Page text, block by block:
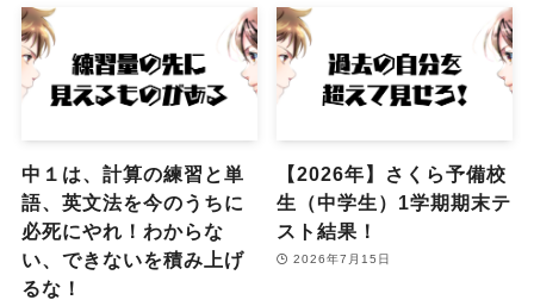
中１は、計算の練習と単
語、英文法を今のうちに
必死にやれ！わからな
い、できないを積み上げ
るな！
【2026年】さくら予備校
生（中学生）1学期期末テ
スト結果！
2026年7月15日